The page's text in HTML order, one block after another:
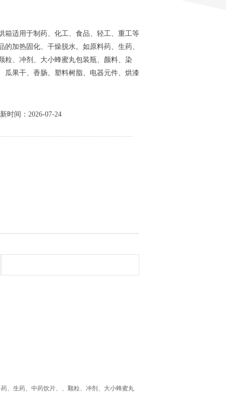
箱适用于制药、化工、食品、轻工、重工等
的加热固化、干燥脱水。如原料药、生药、
粒、冲剂、大小蜂蜜丸包装瓶、颜料、染
瓜果干、香肠、塑料树脂、电器元件、烘漆
时间：2026-07-24
、生药、中药饮片、、颗粒、冲剂、大小蜂蜜丸